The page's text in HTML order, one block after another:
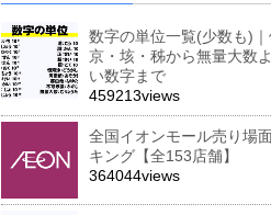
数字の単位一覧(少数も)｜
京・垓・秭から無量大数
い数字まで
459213views
全国イオンモール売り場
キング【全153店舗】
364044views